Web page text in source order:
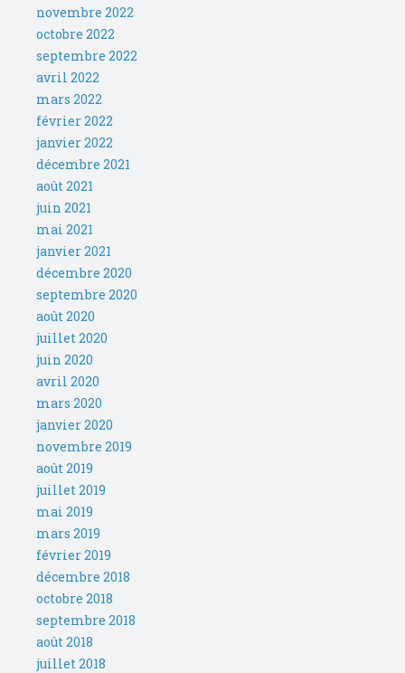
novembre 2022
octobre 2022
septembre 2022
avril 2022
mars 2022
février 2022
janvier 2022
décembre 2021
août 2021
juin 2021
mai 2021
janvier 2021
décembre 2020
septembre 2020
août 2020
juillet 2020
juin 2020
avril 2020
mars 2020
janvier 2020
novembre 2019
août 2019
juillet 2019
mai 2019
mars 2019
février 2019
décembre 2018
octobre 2018
septembre 2018
août 2018
juillet 2018